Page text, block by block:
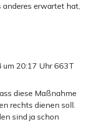
erwartet hat,
um 20:17 Uhr663T
diese Maßnahme
rechts dienen soll.
sind ja schon